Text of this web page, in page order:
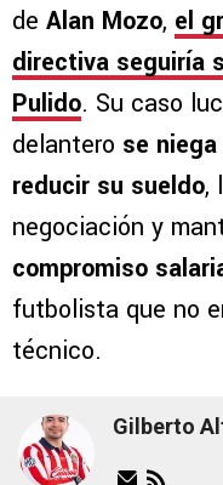
de Alan Mozo, el
directiva seguiría
Pulido. Su caso
delantero se
reducir su sueldo,
negociación y
compromiso
futbolista que no
técnico.
Gilberto